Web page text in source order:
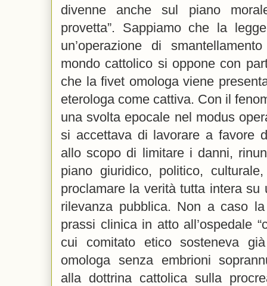
divenne anche sul piano
provetta”. Sappiamo che la
un’operazione di
mondo cattolico si oppone con
che la fivet omologa viene
eterologa come cattiva. Con il
una svolta epocale nel modus
si accettava di lavorare a favore
allo scopo di limitare i danni,
piano giuridico, politico,
proclamare la verità tutta intera su
rilevanza pubblica. Non a caso
prassi clinica in atto all’ospedale
cui comitato etico sosteneva
omologa senza embrioni
alla dottrina cattolica sulla